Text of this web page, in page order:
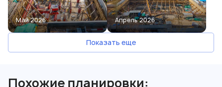
Май 2026 Апрель 2026
Показать еще
Похожие планировки: